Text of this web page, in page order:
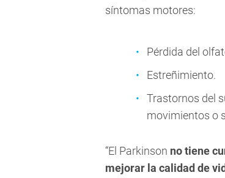
síntomas motores:
Pérdida del
Estreñimiento.
Trastornos del
movimientos o
“El Parkinson no tiene
mejorar la calidad de